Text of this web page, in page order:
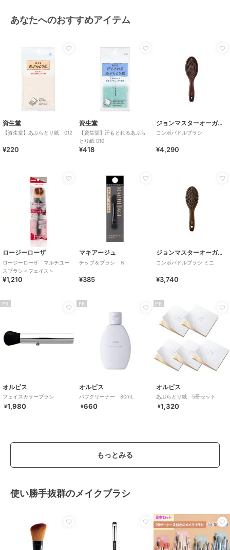
あなたへのおすすめアイテム
資生堂
【資生堂】あぶらとり紙 012
¥220
資生堂
【資生堂】汗もとれるあぶら
とり紙 010
¥418
ジョンマスターオーガニック
コンボパドルブラシ
¥4,290
ロージーローザ
ロージーローザ マルチユー
スブラシ＜フェイス＞
¥1,210
マキアージュ
チップ＆ブラシ Ｎ
¥385
ジョンマスターオーガニック
コンボパドルブラシ ミニ
¥3,740
PR
オルビス
フェイスカラーブラシ
¥1,980
PR
オルビス
パフクリーナー 80mL
¥660
PR
オルビス
あぶらとり紙 5冊セット
¥1,320
もっとみる
使い勝手抜群のメイクブラシ